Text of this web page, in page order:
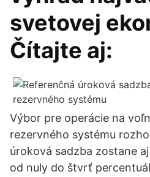
svetovej
Čítajte aj:
Výbor pre operácie na
rezervného systému
úroková sadzba zostane
od nuly do štvrť